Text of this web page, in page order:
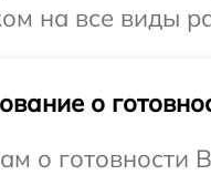
на все виды
о
о готовности